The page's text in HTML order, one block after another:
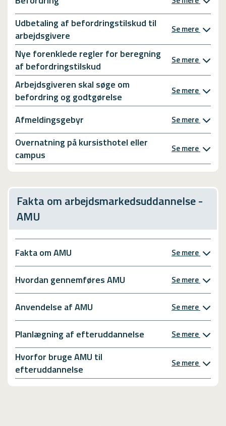
Udbetaling af befordringstilskud til
arbejdsgivere
Se mere
Nye forenklede regler for beregning
af befordringstilskud
Se mere
Arbejdsgiveren skal søge om
befordring og godtgørelse
Se mere
Afmeldingsgebyr Se mere
Overnatning på kursisthotel eller
campus
Se mere
Fakta om arbejdsmarkedsuddannelse -
AMU
Fakta om AMU Se mere
Hvordan gennemføres AMU Se mere
Anvendelse af AMU Se mere
Planlægning af efteruddannelse Se mere
Hvorfor bruge AMU til
efteruddannelse
Se mere